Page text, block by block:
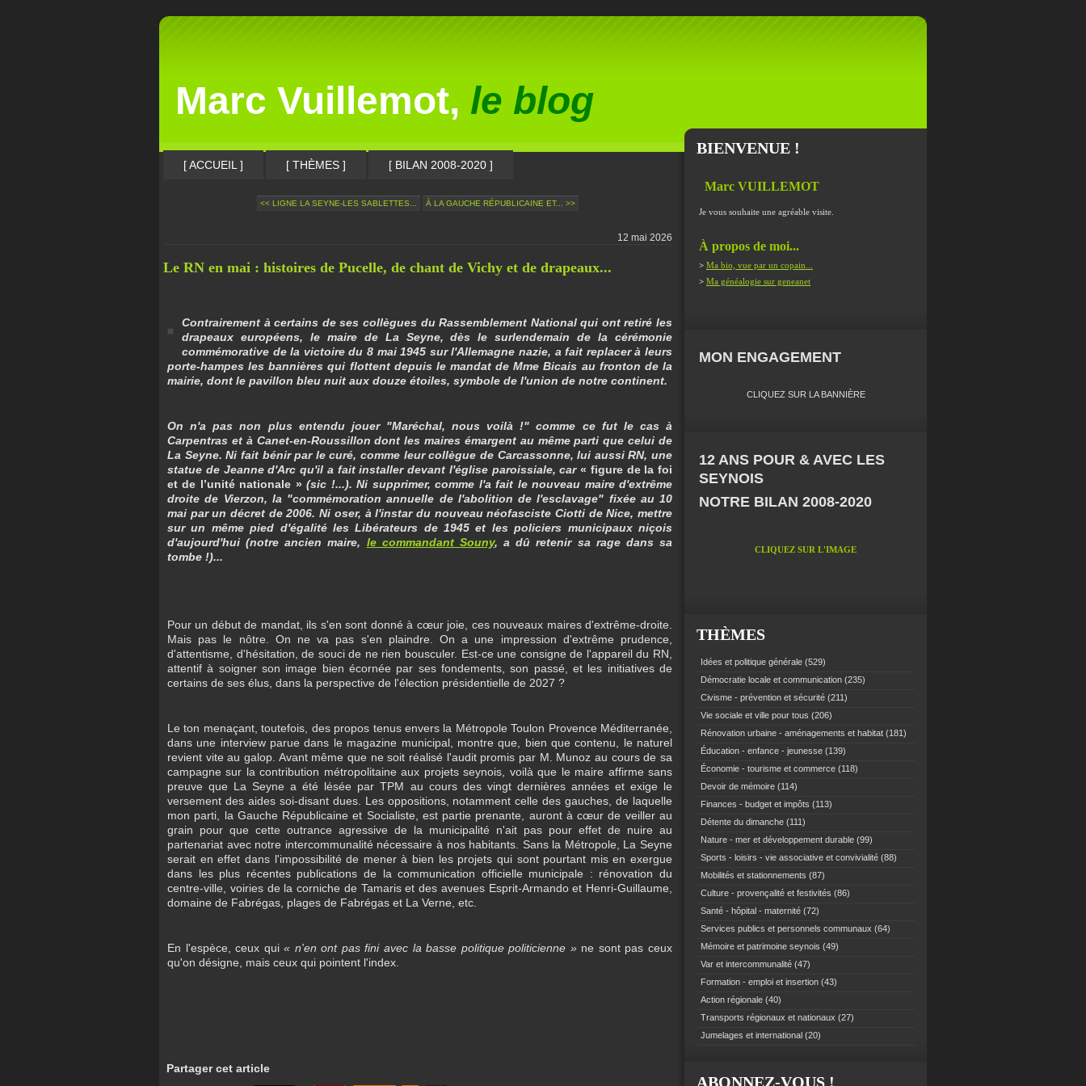
Marc Vuillemot, le blog
[ ACCUEIL ] [ THÈMES ] [ BILAN 2008-2020 ]
<< LIGNE LA SEYNE-LES SABLETTES... À LA GAUCHE RÉPUBLICAINE ET... >>
12 mai 2026
Le RN en mai : histoires de Pucelle, de chant de Vichy et de drapeaux...
Contrairement à certains de ses collègues du Rassemblement National qui ont retiré les
drapeaux européens, le maire de La Seyne, dès le surlendemain de la cérémonie
commémorative de la victoire du 8 mai 1945 sur l'Allemagne nazie, a fait replacer à leurs
porte-hampes les bannières qui flottent depuis le mandat de Mme Bicais au fronton de la
mairie, dont le pavillon bleu nuit aux douze étoiles, symbole de l'union de notre continent.
On n'a pas non plus entendu jouer "Maréchal, nous voilà !" comme ce fut le cas à
Carpentras et à Canet-en-Roussillon dont les maires émargent au même parti que celui de
La Seyne. Ni fait bénir par le curé, comme leur collègue de Carcassonne, lui aussi RN, une
statue de Jeanne d'Arc qu'il a fait installer devant l'église paroissiale, car « figure de la foi
et de l’unité nationale »(sic !...). Ni supprimer, comme l'a fait le nouveau maire d'extrême
droite de Vierzon, la "commémoration annuelle de l'abolition de l'esclavage" fixée au 10
mai par un décret de 2006. Ni oser, à l'instar du nouveau néofasciste Ciotti de Nice, mettre
sur un même pied d'égalité les Libérateurs de 1945 et les policiers municipaux niçois
d'aujourd'hui (notre ancien maire, le commandant Souny, a dû retenir sa rage dans sa
tombe !)...
Pour un début de mandat, ils s'en sont donné à cœur joie, ces nouveaux maires d'extrême-droite.
Mais pas le nôtre. On ne va pas s'en plaindre. On a une impression d'extrême prudence,
d'attentisme, d'hésitation, de souci de ne rien bousculer. Est-ce une consigne de l'appareil du RN,
attentif à soigner son image bien écornée par ses fondements, son passé, et les initiatives de
certains de ses élus, dans la perspective de l'élection présidentielle de 2027 ?
Le ton menaçant, toutefois, des propos tenus envers la Métropole Toulon Provence Méditerranée,
dans une interview parue dans le magazine municipal, montre que, bien que contenu, le naturel
revient vite au galop. Avant même que ne soit réalisé l'audit promis par M. Munoz au cours de sa
campagne sur la contribution métropolitaine aux projets seynois, voilà que le maire affirme sans
preuve que La Seyne a été lésée par TPM au cours des vingt dernières années et exige le
versement des aides soi-disant dues. Les oppositions, notamment celle des gauches, de laquelle
mon parti, la Gauche Républicaine et Socialiste, est partie prenante, auront à cœur de veiller au
grain pour que cette outrance agressive de la municipalité n'ait pas pour effet de nuire au
partenariat avec notre intercommunalité nécessaire à nos habitants. Sans la Métropole, La Seyne
serait en effet dans l'impossibilité de mener à bien les projets qui sont pourtant mis en exergue
dans les plus récentes publications de la communication officielle municipale : rénovation du
centre-ville, voiries de la corniche de Tamaris et des avenues Esprit-Armando et Henri-Guillaume,
domaine de Fabrégas, plages de Fabrégas et La Verne, etc.
En l'espèce, ceux qui« n'en ont pas fini avec la basse politique politicienne »ne sont pas ceux
qu'on désigne, mais ceux qui pointent l'index.
Partager cet article
BIENVENUE !
Marc VUILLEMOT
Je vous souhaite une agréable visite.
À propos de moi...
> Ma bio, vue par un copain...
> Ma généalogie sur geneanet
MON ENGAGEMENT
CLIQUEZ SUR LA BANNIÈRE
12 ANS POUR & AVEC LES
SEYNOIS
NOTRE BILAN 2008-2020
CLIQUEZ SUR L'IMAGE
THÈMES
Idées et politique générale (529)
Démocratie locale et communication (235)
Civisme - prévention et sécurité (211)
Vie sociale et ville pour tous (206)
Rénovation urbaine - aménagements et habitat (181)
Éducation - enfance - jeunesse (139)
Économie - tourisme et commerce (118)
Devoir de mémoire (114)
Finances - budget et impôts (113)
Détente du dimanche (111)
Nature - mer et développement durable (99)
Sports - loisirs - vie associative et convivialité (88)
Mobilités et stationnements (87)
Culture - provençalité et festivités (86)
Santé - hôpital - maternité (72)
Services publics et personnels communaux (64)
Mémoire et patrimoine seynois (49)
Var et intercommunalité (47)
Formation - emploi et insertion (43)
Action régionale (40)
Transports régionaux et nationaux (27)
Jumelages et international (20)
ABONNEZ-VOUS !